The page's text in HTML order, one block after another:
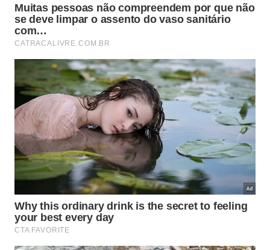
O iogurte sem açúcar adicionado fornece as
proteínas necessárias para a manutenção
da massa magra, que tende a diminuir
naturalmente após os quarenta anos de
idade.
Sua versatilidade permite combinações
rápidas com oleaginosas e farelos
saudáveis, tornando-se a base perfeita para
quem tem poucos minutos disponíveis na
cozinha.